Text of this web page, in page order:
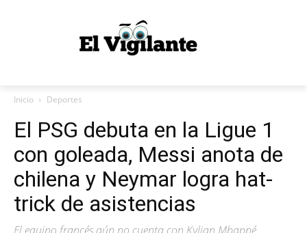
Inicio Deportes
El PSG debuta en la Ligue 1
con goleada, Messi anota de
chilena y Neymar logra hat-
trick de asistencias